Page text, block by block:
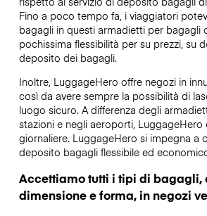
Fino a poco tempo fa, i viaggiatori
bagagli in questi armadietti per bagagli
pochissima flessibilità per su prezzi, su
deposito dei bagagli.
Inoltre, LuggageHero offre negozi in
così da avere sempre la possibilità di
luogo sicuro. A differenza degli
stazioni e negli aeroporti, LuggageHero
giornaliere. LuggageHero si impegna a
deposito bagagli flessibile ed
Accettiamo tutti i tipi di bagagli,
dimensione e forma, in negozi